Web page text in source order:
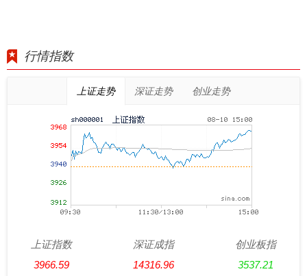
行情指数
上证走势 深证走势 创业走势
上证指数
3966.59
深证成指
14316.96
创业板指
3537.21